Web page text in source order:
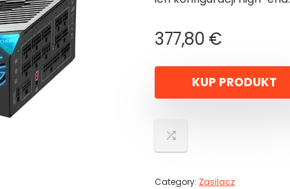
377,80 €
KUP PRODUKT
Category: Zasilacz